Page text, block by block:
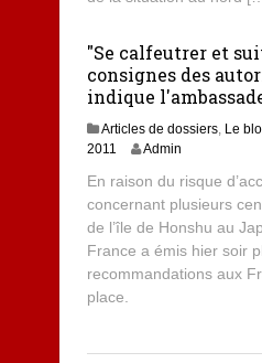
"Se calfeutrer et
consignes des
indique
Articles de dossiers, Le
2011
Admin
En raison du risque
concernant plusieurs
de l’île de Honshu au
France a émis hier soir
recommandations aux
place.